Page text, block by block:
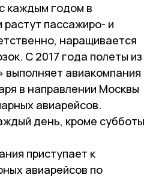
каждым годом в
пассажиро- и
наращивается
С 2017 года полеты из
выполняет авиакомпания
в направлении Москвы
авиарейсов.
день, кроме субботы
приступает к
авиарейсов по